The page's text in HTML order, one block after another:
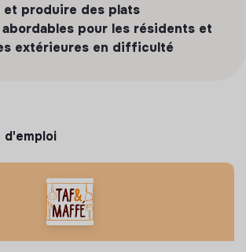
et produire des plats
pour les résidents et
extérieures en difficulté